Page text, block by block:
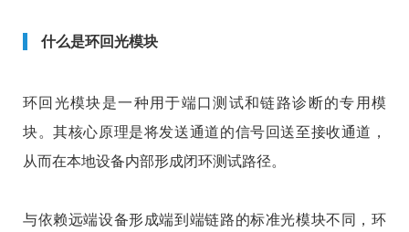
什么是环回光模块
环回光模块是一种用于端口测试和链路诊断的专用模
块。其核心原理是将发送通道的信号回送至接收通道，
从而在本地设备内部形成闭环测试路径。
与依赖远端设备形成端到端链路的标准光模块不同，环